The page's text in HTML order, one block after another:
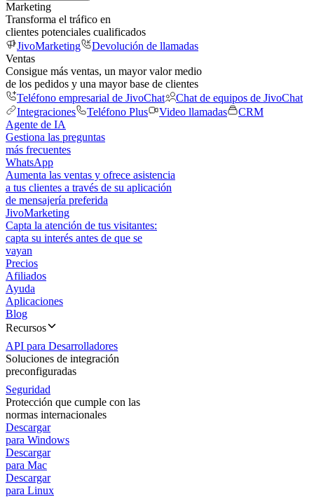
Marketing
Transforma el tráfico en
clientes potenciales cualificados
JivoMarketing
Devolución de llamadas
Ventas
Consigue más ventas, un mayor valor medio
de los pedidos y una mayor base de clientes
Teléfono empresarial de JivoChat
Chat de equipos de JivoChat
Integraciones
Teléfono Plus Video llamadas
CRM
Agente de IA
Gestiona las preguntas
más frecuentes
WhatsApp
Aumenta las ventas y ofrece asistencia
a tus clientes a través de su aplicación
de mensajería preferida
JivoMarketing
Capta la atención de tus visitantes:
capta su interés antes de que se
vayan
Precios
Afiliados
Ayuda
Aplicaciones
Blog
Recursos
API para Desarrolladores
Soluciones de integración
preconfiguradas
Seguridad
Protección que cumple con las
normas internacionales
Descargar
para Windows
Descargar
para Mac
Descargar
para Linux